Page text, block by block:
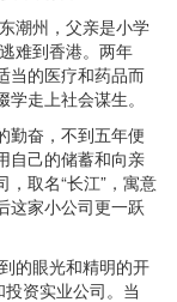
潮州，父亲是小学
难到香港。两年
当的医疗和药品而
走上社会谋生。
奋，不到五年便
自己的储蓄和向亲
取名“长江”，寓意
这家小公司更一跃
的眼光和精明的开
资实业公司。当